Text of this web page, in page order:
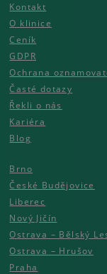
Kontakt
O klinice
Ceník
GDPR
Ochrana
Časté dotazy
Řekli o nás
Kariéra
Blog
Brno
České Budějovice
Liberec
Nový Jičín
Ostrava – Bělský
Ostrava – Hrušov
Praha